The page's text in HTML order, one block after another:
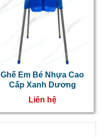
Ghế Em Bé Nhựa Cao
Cấp Xanh Dương
Liên hệ